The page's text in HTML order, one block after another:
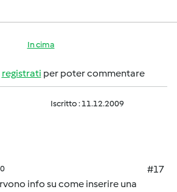
In cima
registrati per poter commentare
Iscritto : 11.12.2009
#17
info su come inserire una